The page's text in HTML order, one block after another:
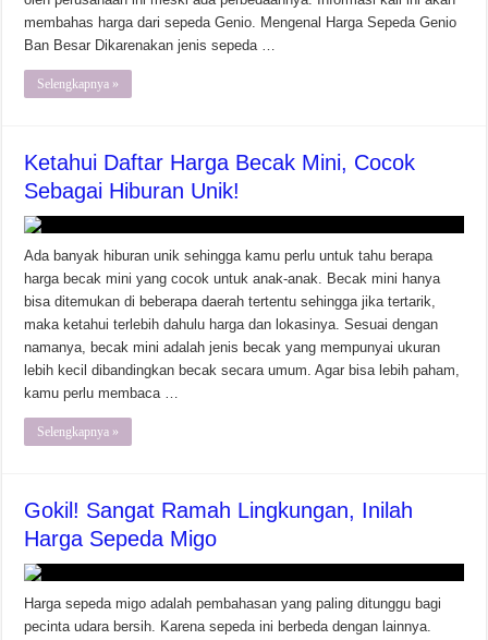
membahas harga dari sepeda Genio. Mengenal Harga Sepeda Genio
Ban Besar Dikarenakan jenis sepeda …
Selengkapnya »
Ketahui Daftar Harga Becak Mini, Cocok
Sebagai Hiburan Unik!
Ada banyak hiburan unik sehingga kamu perlu untuk tahu berapa
harga becak mini yang cocok untuk anak-anak. Becak mini hanya
bisa ditemukan di beberapa daerah tertentu sehingga jika tertarik,
maka ketahui terlebih dahulu harga dan lokasinya. Sesuai dengan
namanya, becak mini adalah jenis becak yang mempunyai ukuran
lebih kecil dibandingkan becak secara umum. Agar bisa lebih paham,
kamu perlu membaca …
Selengkapnya »
Gokil! Sangat Ramah Lingkungan, Inilah
Harga Sepeda Migo
Harga sepeda migo adalah pembahasan yang paling ditunggu bagi
pecinta udara bersih. Karena sepeda ini berbeda dengan lainnya.